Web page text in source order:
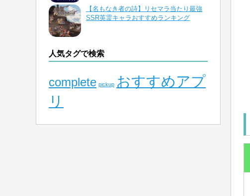
【名もなき者の詩】リセマラ当たり最強
SSR英霊キャラおすすめランキング
人気タグで検索
complete pickup おすすめアプ
リ